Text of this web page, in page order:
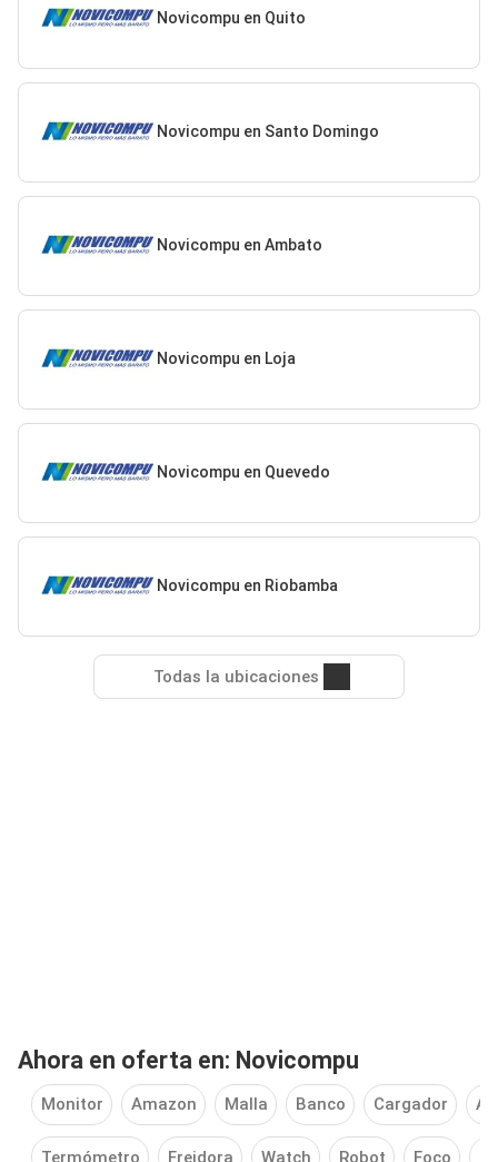
Novicompu en Quito
Novicompu en Santo Domingo
Novicompu en Ambato
Novicompu en Loja
Novicompu en Quevedo
Novicompu en Riobamba
Todas la ubicaciones
Ahora en oferta en: Novicompu
Monitor Amazon Malla Banco Cargador
Termómetro Freidora Watch Robot Foco